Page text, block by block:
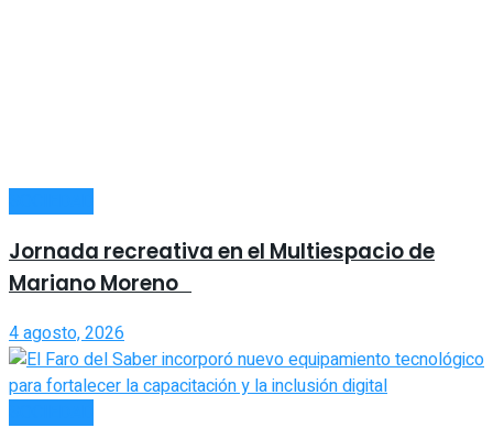
Jornada recreativa en el Multiespacio de
Mariano Moreno
4 agosto, 2026